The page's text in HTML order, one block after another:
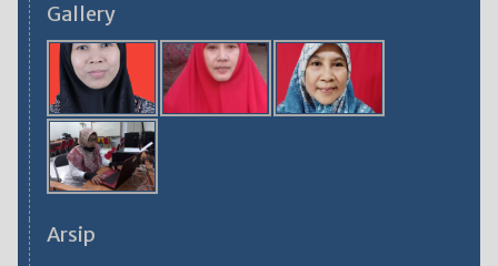
Langkah Strategis Tingkatkan Mutu Pendidikan
31 Oktober 2025
Gallery
Arsip